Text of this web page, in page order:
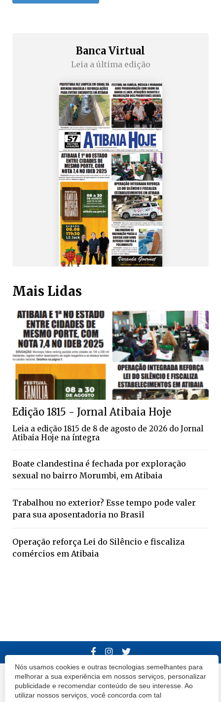
Nós usamos cookies e outras tecnologias semelhantes para
melhorar a sua experiência em nossos serviços, personalizar
publicidade e recomendar conteúdo de seu interesse. Ao
utilizar nossos serviços, você concorda com tal
Banca Virtual
Leia a última edição
Mais Lidas
Edição 1815 - Jornal Atibaia Hoje
Leia a edição 1815 de 8 de agosto de 2026 do Jornal
Atibaia Hoje na íntegra
Boate clandestina é fechada por exploração
sexual no bairro Morumbi, em Atibaia
Trabalhou no exterior? Esse tempo pode valer
para sua aposentadoria no Brasil
Operação reforça Lei do Silêncio e fiscaliza
comércios em Atibaia
© 2020 Atibaia Hoje.Todos os direitos reservados.Desenvolvido por
Termos e Políticas de Uso Privacidade